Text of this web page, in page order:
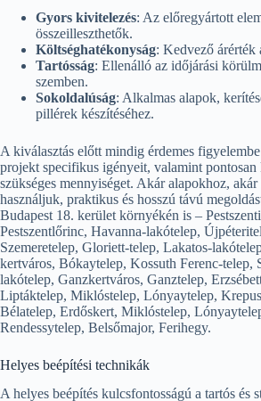
Gyors kivitelezés: Az előregyártott
összeilleszthetők.
Költséghatékonyság: Kedvező árérték
Tartósság: Ellenálló az időjárási
szemben.
Sokoldalúság: Alkalmas alapok,
pillérek készítéséhez.
A kiválasztás előtt mindig érdemes
projekt specifikus igényeit, valamint pontosan
szükséges mennyiséget. Akár alapokhoz,
használjuk, praktikus és hosszú távú
Budapest 18. kerület környékén is –
Pestszentlőrinc, Havanna-lakótelep,
Szemeretelep, Gloriett-telep, Lakatos-
kertváros, Bókaytelep, Kossuth Ferenc-telep,
lakótelep, Ganzkertváros, Ganztelep,
Liptáktelep, Miklóstelep, Lónyaytelep,
Bélatelep, Erdőskert, Miklóstelep,
Rendessytelep, Belsőmajor, Ferihegy.
Helyes beépítési technikák
A helyes beépítés kulcsfontosságú a tartós és